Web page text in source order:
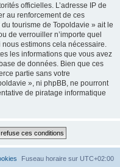
officielles. L’adresse IP de
au renforcement de ces
tourisme de Topoldavie » ait le
de verrouiller n’importe quel
nous estimons cela nécessaire.
les informations que vous avez
de données. Bien que ces
partie sans votre
», ni phpBB, ne pourront
de piratage informatique
Fuseau horaire sur UTC+02:00